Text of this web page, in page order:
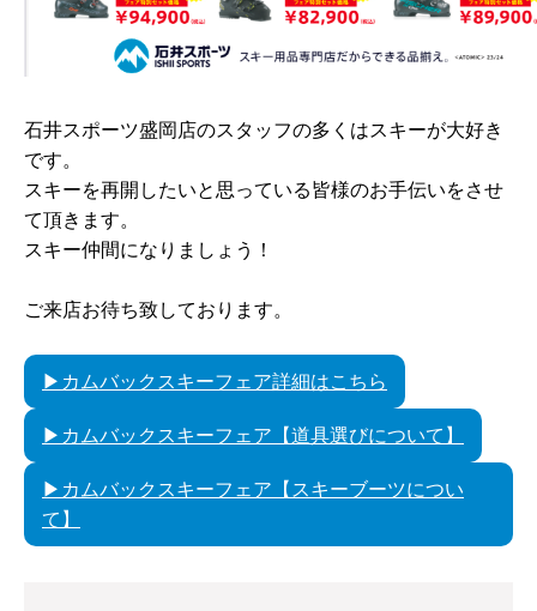
石井スポーツ盛岡店のスタッフの多くはスキーが大好き
です。
スキーを再開したいと思っている皆様のお手伝いをさせ
て頂きます。
スキー仲間になりましょう！
ご来店お待ち致しております。
▶カムバックスキーフェア詳細はこちら
▶カムバックスキーフェア【道具選びについて】
▶カムバックスキーフェア【スキーブーツについ
て】